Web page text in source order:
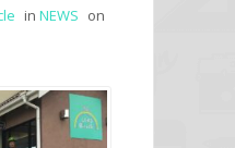
in NEWS on